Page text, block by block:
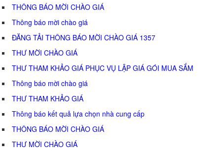
THÔNG BÁO MỜI CHÀO GIÁ
Thông báo mời chào giá
ĐĂNG TẢI THÔNG BÁO MỜI CHÀO GIÁ 1357
THƯ MỜI CHÀO GIÁ
THƯ THAM KHẢO GIÁ PHỤC VỤ LẬP GIÁ GÓI MUA SẮM
Thông báo mời chào giá
THƯ THAM KHẢO GIÁ
Thông báo kết quả lựa chọn nhà cung cấp
THÔNG BÁO MỜI CHÀO GIÁ
THƯ MỜI CHÀO GIÁ